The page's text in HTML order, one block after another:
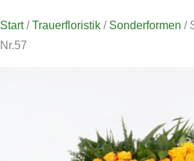
Start/Trauerfloristik / Sonderformen /
Nr.57